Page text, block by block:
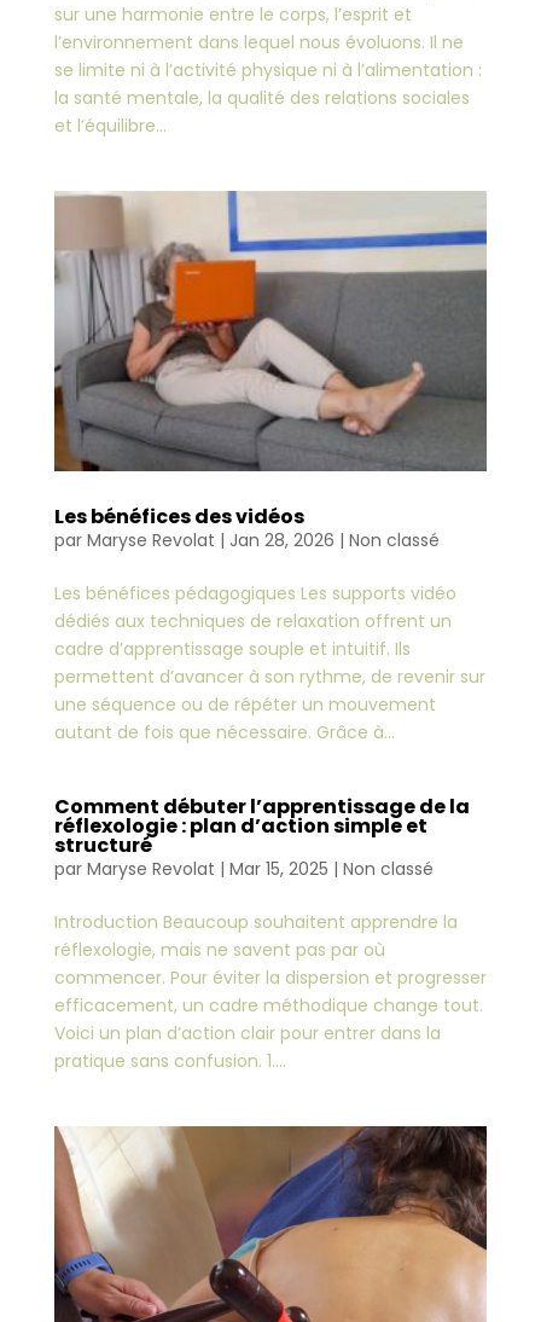
sur une harmonie entre le corps, l’esprit et
l’environnement dans lequel nous évoluons. Il ne
se limite ni à l’activité physique ni à l’alimentation :
la santé mentale, la qualité des relations sociales
et l’équilibre...
Les bénéfices des vidéos
par Maryse Revolat | Jan 28, 2026 | Non classé
Les bénéfices pédagogiques Les supports vidéo
dédiés aux techniques de relaxation offrent un
cadre d’apprentissage souple et intuitif. Ils
permettent d’avancer à son rythme, de revenir sur
une séquence ou de répéter un mouvement
autant de fois que nécessaire. Grâce à...
Comment débuter l’apprentissage de la
réflexologie : plan d’action simple et
structuré
par Maryse Revolat | Mar 15, 2025 | Non classé
Introduction Beaucoup souhaitent apprendre la
réflexologie, mais ne savent pas par où
commencer. Pour éviter la dispersion et progresser
efficacement, un cadre méthodique change tout.
Voici un plan d’action clair pour entrer dans la
pratique sans confusion. 1....